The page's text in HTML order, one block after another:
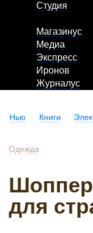
Студия
Магазинус
Медиа
Экспресс
Иронов
Журналус
Нью Книги
Одежда
для